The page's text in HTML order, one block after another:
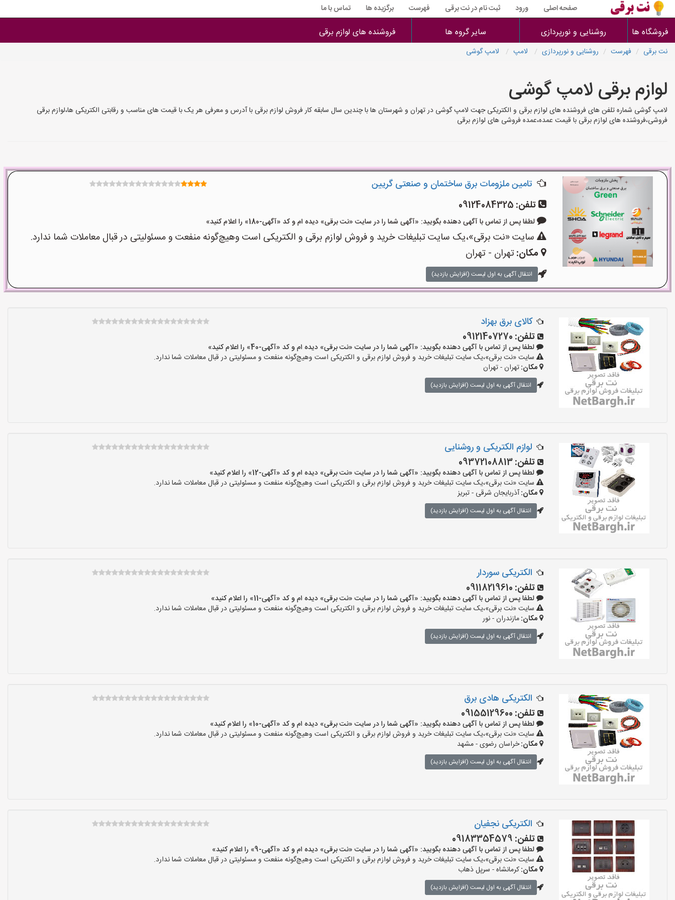
صفحه اصلی ورود ثبت نام در نت برقی فهرست برگزیده ها تماس با ما
فروشگاه ها روشنایی و نورپردازی سایر گروه ها فروشنده های لوازم برقی
نت برقی فهرست روشنایی و نورپردازی لامپ لامپ گوشی
لوازم برقی لامپ گوشی
لامپ گوشی شماره تلفن های فروشنده های لوازم برقی و الکتریکی جهت لامپ گوشی در تهران و شهرستان ها با چندین سال سابقه کار فروش لوازم برقی با آدرس و معرفی هر یک با قیمت های مناسب و رقابتی الکتریکی ها،لوازم برقی
فروشی،فروشنده های لوازم برقی با قیمت عمده،عمده فروشی های لوازم برقی
تامین ملزومات برق ساختمان و صنعتی گریین
تلفن: 09124084325
لطفا پس از تماس با آگهی دهنده بگویید: «آگهی شما را در سایت «نت برقی» دیده ام و کد «آگهی-180» را اعلام کنید»
سایت «نت برقی»،یک سایت تبلیغات خرید و فروش لوازم برقی و الکتریکی است وهیچ‌گونه منفعت و مسئولیتی در قبال معاملات شما ندارد.
مکان:تهران - تهران
انتقال آگهی به اول لیست (افزایش بازدید)
کالای برق بهزاد
تلفن: 09121407270
لطفا پس از تماس با آگهی دهنده بگویید: «آگهی شما را در سایت «نت برقی» دیده ام و کد «آگهی-40» را اعلام کنید»
سایت «نت برقی»،یک سایت تبلیغات خرید و فروش لوازم برقی و الکتریکی است وهیچ‌گونه منفعت و مسئولیتی در قبال معاملات شما ندارد.
مکان:تهران - تهران
انتقال آگهی به اول لیست (افزایش بازدید)
لوازم الکتریکی و روشنایی
تلفن:09372108813
لطفا پس از تماس با آگهی دهنده بگویید: «آگهی شما را در سایت «نت برقی» دیده ام و کد «آگهی-12» را اعلام کنید»
سایت «نت برقی»،یک سایت تبلیغات خرید و فروش لوازم برقی و الکتریکی است وهیچ‌گونه منفعت و مسئولیتی در قبال معاملات شما ندارد.
مکان:آذربایجان شرقی - تبریز
انتقال آگهی به اول لیست (افزایش بازدید)
الکتریکی سوردار
تلفن: 09118219610
لطفا پس از تماس با آگهی دهنده بگویید: «آگهی شما را در سایت «نت برقی» دیده ام و کد «آگهی-11» را اعلام کنید»
سایت «نت برقی»،یک سایت تبلیغات خرید و فروش لوازم برقی و الکتریکی است وهیچ‌گونه منفعت و مسئولیتی در قبال معاملات شما ندارد.
مکان:مازندران - نور
انتقال آگهی به اول لیست (افزایش بازدید)
الکتریکی هادی برق
تلفن: 09155129600
لطفا پس از تماس با آگهی دهنده بگویید: «آگهی شما را در سایت «نت برقی» دیده ام و کد «آگهی-10» را اعلام کنید»
سایت «نت برقی»،یک سایت تبلیغات خرید و فروش لوازم برقی و الکتریکی است وهیچ‌گونه منفعت و مسئولیتی در قبال معاملات شما ندارد.
مکان:خراسان رضوی - مشهد
انتقال آگهی به اول لیست (افزایش بازدید)
الکتریکی نجفیان
تلفن: 09183354579
لطفا پس از تماس با آگهی دهنده بگویید: «آگهی شما را در سایت «نت برقی» دیده ام و کد «آگهی-9» را اعلام کنید»
سایت «نت برقی»،یک سایت تبلیغات خرید و فروش لوازم برقی و الکتریکی است وهیچ‌گونه منفعت و مسئولیتی در قبال معاملات شما ندارد.
مکان:کرمانشاه - سرپل ذهاب
انتقال آگهی به اول لیست (افزایش بازدید)